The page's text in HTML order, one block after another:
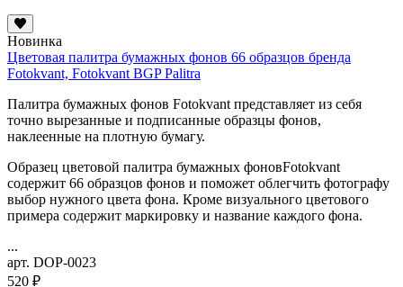
Новинка
Цветовая палитра бумажных фонов 66 образцов бренда
Fotokvant, Fotokvant BGP Palitra
Палитра бумажных фонов Fotokvant представляет из себя
точно вырезанные и подписанные образцы фонов,
наклеенные на плотную бумагу.
Образец цветовой палитра бумажных фоновFotokvant
содержит 66 образцов фонов и поможет облегчить фотографу
выбор нужного цвета фона. Кроме визуального цветового
примера содержит маркировку и название каждого фона.
...
арт. DOP-0023
520 ₽